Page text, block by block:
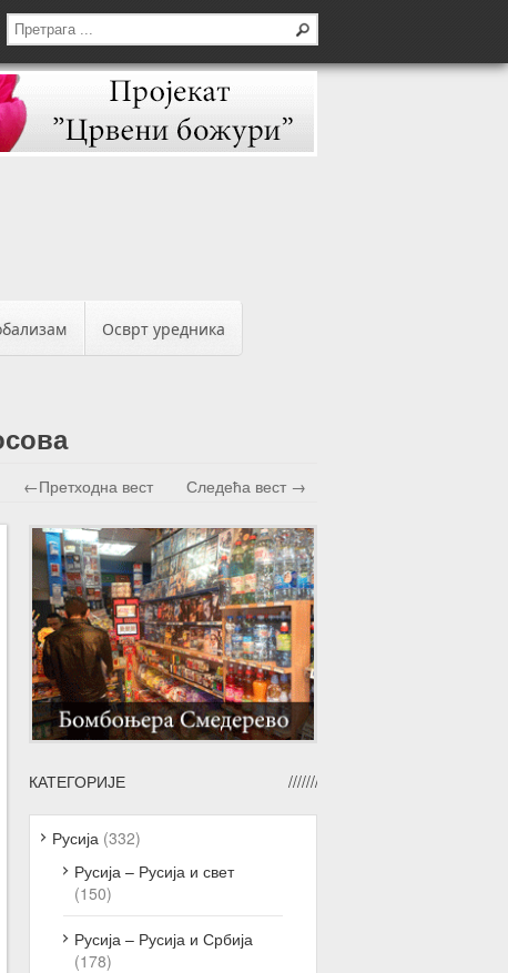
Осврт уредника
←Претходна вест Следећа вест →
КАТЕГОРИЈЕ
Русија (332)
Русија – Русија и свет
(150)
Русија – Русија и Србија
(178)